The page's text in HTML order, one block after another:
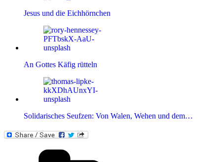
Jesus und die Eichhörnchen
An Gottes Käfig rütteln
Solidarisches Seufzen: Von Walen, Wehen und dem…